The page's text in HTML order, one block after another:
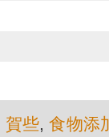
賀些,食物添